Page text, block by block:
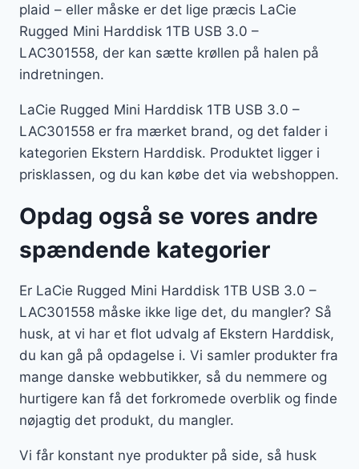
plaid – eller måske er det lige præcis LaCie
Rugged Mini Harddisk 1TB USB 3.0 –
LAC301558, der kan sætte krøllen på halen på
indretningen.
LaCie Rugged Mini Harddisk 1TB USB 3.0 –
LAC301558 er fra mærket brand, og det falder i
kategorien Ekstern Harddisk. Produktet ligger i
prisklassen, og du kan købe det via webshoppen.
Opdag også se vores andre
spændende kategorier
Er LaCie Rugged Mini Harddisk 1TB USB 3.0 –
LAC301558 måske ikke lige det, du mangler? Så
husk, at vi har et flot udvalg af Ekstern Harddisk,
du kan gå på opdagelse i. Vi samler produkter fra
mange danske webbutikker, så du nemmere og
hurtigere kan få det forkromede overblik og finde
nøjagtig det produkt, du mangler.
Vi får konstant nye produkter på side, så husk